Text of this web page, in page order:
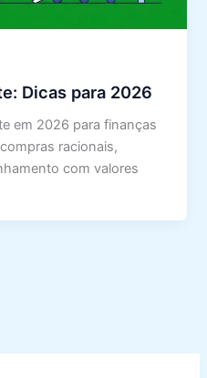
Dicas para 2026
em 2026 para finanças
racionais,
com valores